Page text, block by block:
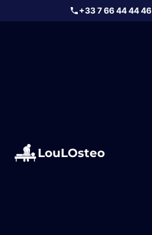
+33 7 66 44 44 46
LouLOsteo